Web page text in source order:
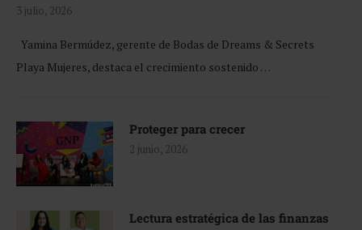
3 julio, 2026
Yamina Bermúdez, gerente de Bodas de Dreams & Secrets
Playa Mujeres, destaca el crecimiento sostenido …
Proteger para crecer
2 junio, 2026
Lectura estratégica de las finanzas